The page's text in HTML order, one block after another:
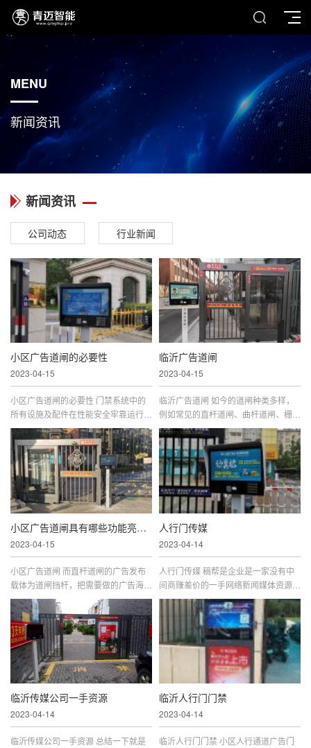
MENU
新闻资讯
新闻资讯
公司动态 行业新闻
小区广告道闸的必要性
2023-04-15
小区广告道闸的必要性 门禁系统中的
所有设施及配件在性能安全牢靠运行的
同时！并可在有效事情充实包管运用者
环境的安全性，壮大的真时监控罪能和
联动罪能。道闸的种类主要包罗...
临沂广告道闸
2023-04-15
临沂广告道闸 如今的道闸种类多样，
例如常见的直杆道闸、曲杆道闸、栅栏
门道闸、翻页广告道闸、灯箱广告道
闸、LED广告道闸、卡布广告道闸等，
虽然应用的领域不尽相同，但是都具...
小区广告道闸具有哪些功能亮点？
2023-04-15
小区广告道闸 而直杆道闸的广告发布
载体为道闸挡杆，把需要做的广告海报
贴在直杆道闸上，在社区现有道闸挡杆
上设置广告牌。这种广告形式我们通常
称之为道杆广告。道闸广告的应...
人行门传媒
2023-04-14
人行门传媒 稿帮是企业是一家没有中
间商赚差价的一手网络新闻媒体资源交
易平台,打造广告主与媒体编辑直接交
易的创新交易模式与超极速发布时效,
为您提供媒体内容创作、媒体资源...
临沂传媒公司一手资源
2023-04-14
临沂传媒公司一手资源 总结一下就是
临沂人行门门禁
2023-04-14
临沂人行门门禁 小区人行通道广告门